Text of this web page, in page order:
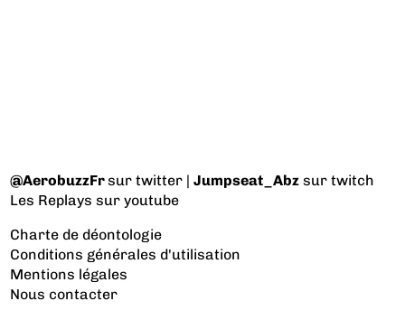
@AerobuzzFrsur twitter |Jumpseat_Abz sur twitch
Les Replays sur youtube
Charte de déontologie
Conditions générales d'utilisation
Mentions légales
Nous contacter